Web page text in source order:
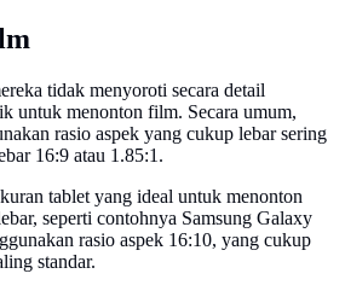
tidak menyoroti secara detail
untuk menonton film. Secara umum,
rasio aspek yang cukup lebar sering
16:9 atau 1.85:1.
tablet yang ideal untuk menonton
seperti contohnya Samsung Galaxy
rasio aspek 16:10, yang cukup
standar.